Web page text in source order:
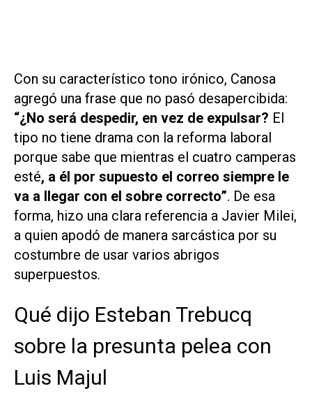
Con su característico tono irónico, Canosa
agregó una frase que no pasó desapercibida:
“¿No será despedir, en vez de expulsar? El
tipo no tiene drama con la reforma laboral
porque sabe que mientras el cuatro camperas
esté, a él por supuesto el correo siempre le
va a llegar con el sobre correcto”. De esa
forma, hizo una clara referencia a Javier Milei,
a quien apodó de manera sarcástica por su
costumbre de usar varios abrigos
superpuestos.
Qué dijo Esteban Trebucq
sobre la presunta pelea con
Luis Majul